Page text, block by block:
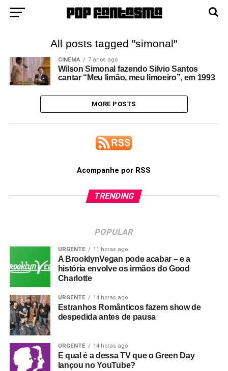
All posts tagged "simonal"
CINEMA 7 anos ago
Wilson Simonal fazendo Silvio Santos
cantar “Meu limão, meu limoeiro”, em 1993
MORE POSTS
Acompanhe por RSS
TRENDING
POPULAR
URGENTE 11 horas ago
A BrooklynVegan pode acabar – e a
história envolve os irmãos do Good
Charlotte
URGENTE 14 horas ago
Estranhos Românticos fazem show de
despedida antes de pausa
URGENTE 14 horas ago
E qual é a dessa TV que o Green Day
lançou no YouTube?